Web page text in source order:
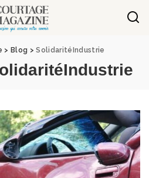
cookies
> Blog >SolidaritéIndustrie